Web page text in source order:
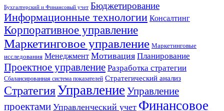
Бухгалтерский и Финансовый учет Бюджетирование
Информационные технологии Консалтинг
Корпоративное управление
Маркетинговое управление Маркетинговые
исследования Менеджмент Мотивация Планирование
Проектное управление Разработка стратегии
Сбалансированная система показателей Стратегический анализ
СтратегияУправление Управление
проектами Управленческий учет Финансовое